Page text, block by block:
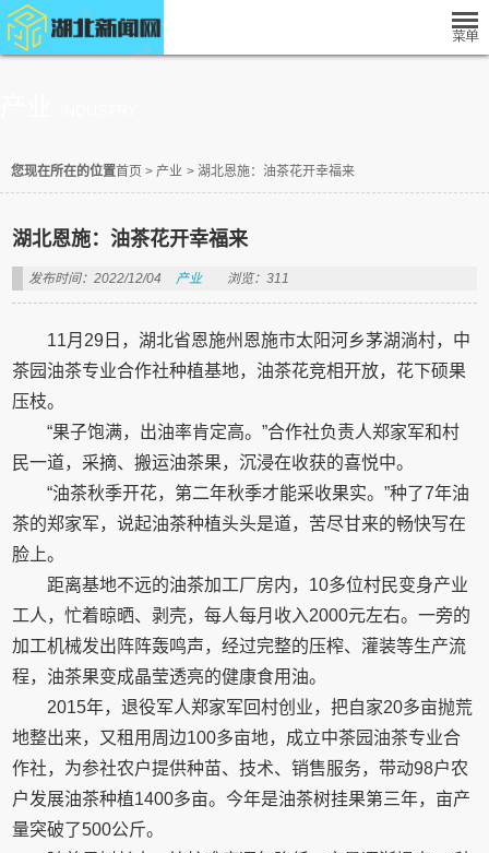
您现在所在的位置首页 > 产业 > 湖北恩施：油茶花开幸福来
湖北恩施：油茶花开幸福来
发布时间：2022/12/04 产业 浏览：311
11月29日，湖北省恩施州恩施市太阳河乡茅湖淌村，中
茶园油茶专业合作社种植基地，油茶花竞相开放，花下硕果
压枝。
“果子饱满，出油率肯定高。”合作社负责人郑家军和村
民一道，采摘、搬运油茶果，沉浸在收获的喜悦中。
“油茶秋季开花，第二年秋季才能采收果实。”种了7年油
茶的郑家军，说起油茶种植头头是道，苦尽甘来的畅快写在
脸上。
距离基地不远的油茶加工厂房内，10多位村民变身产业
工人，忙着晾晒、剥壳，每人每月收入2000元左右。一旁的
加工机械发出阵阵轰鸣声，经过完整的压榨、灌装等生产流
程，油茶果变成晶莹透亮的健康食用油。
2015年，退役军人郑家军回村创业，把自家20多亩抛荒
地整出来，又租用周边100多亩地，成立中茶园油茶专业合
作社，为参社农户提供种苗、技术、销售服务，带动98户农
户发展油茶种植1400多亩。今年是油茶树挂果第三年，亩产
量突破了500公斤。